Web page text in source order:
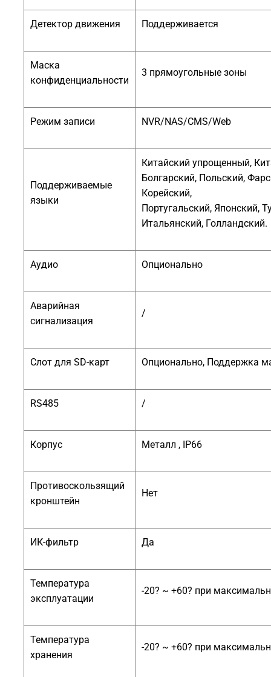
Детектор движения Поддерживается
Маска
конфиденциальности
3 прямоугольные зоны
Режим записи NVR/NAS/CMS/Web
Поддерживаемые
языки
Китайский упрощенный,
Болгарский, Польский,
Корейский,
Португальский, Японский,
Итальянский, Голландский.
Аудио Опционально
Аварийная
сигнализация
/
Слот для SD-карт Опционально, Поддержка
RS485 /
Корпус Металл , IP66
Противоскользящий
кронштейн
Нет
ИК-фильтр Да
Температура
эксплуатации
-20? ~ +60? при
Температура
хранения
-20? ~ +60? при